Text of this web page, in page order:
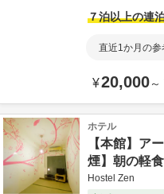
７泊以上の連
直近1か月の参
¥20,000～
ホテル
【本館】ア
煙】朝の軽
Hostel Zen